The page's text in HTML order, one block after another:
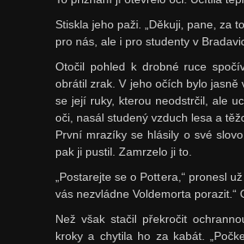
Stiskla jeho paži. „Děkuji, pane, za
pro nás, ale i pro studenty v
Otočil pohled k drobné ruce
obrátil zrak. V jeho očích bylo jasně
se její ruky, kterou neodstrčil, ale
oči, nasál studený vzduch lesa a
První mrazíky se hlásily o své
pak ji pustil. Zamrzelo ji to.
„Postarejte se o Pottera,“ pronesl
vás nezvládne Voldemorta porazit.“
Než však stačil překročit
kroky a chytila ho za kabát.